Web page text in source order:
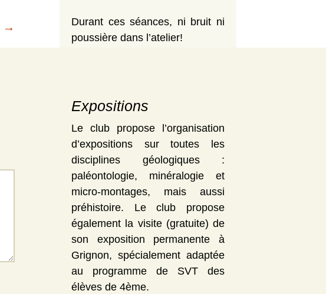
→
Durant ces séances, ni bruit ni
poussière dans l’atelier!
Expositions
Le club propose l’organisation
d’expositions sur toutes les
disciplines géologiques :
paléontologie, minéralogie et
micro-montages, mais aussi
préhistoire. Le club propose
également la visite (gratuite) de
son exposition permanente à
Grignon, spécialement adaptée
au programme de SVT des
élèves de 4ème.